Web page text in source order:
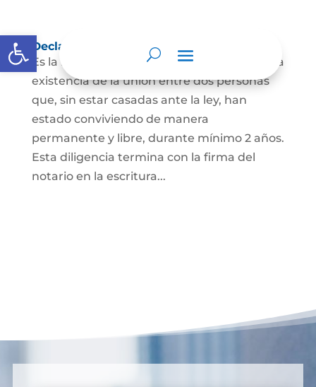
Abrir barra de herramientas
Declaración de Unión Marital de Hecho
Es la manifestación ante juez o notario de la
existencia de la unión entre dos personas
que, sin estar casadas ante la ley, han
estado conviviendo de manera
permanente y libre, durante mínimo 2 años.
Esta diligencia termina con la firma del
notario en la escritura...